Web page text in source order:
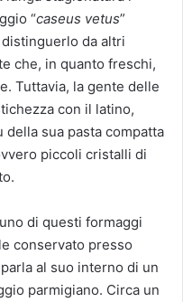
“caseus vetus”
da altri
che, in quanto freschi,
Tuttavia, la gente delle
con il latino,
della sua pasta compatta
piccoli cristalli di
di questi formaggi
conservato presso
al suo interno di un
parmigiano. Circa un